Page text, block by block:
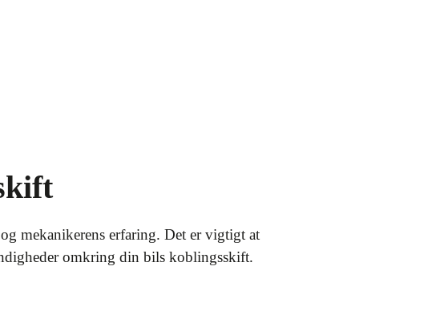
mekanikerens erfaring. Det er vigtigt at
omkring din bils koblingsskift.